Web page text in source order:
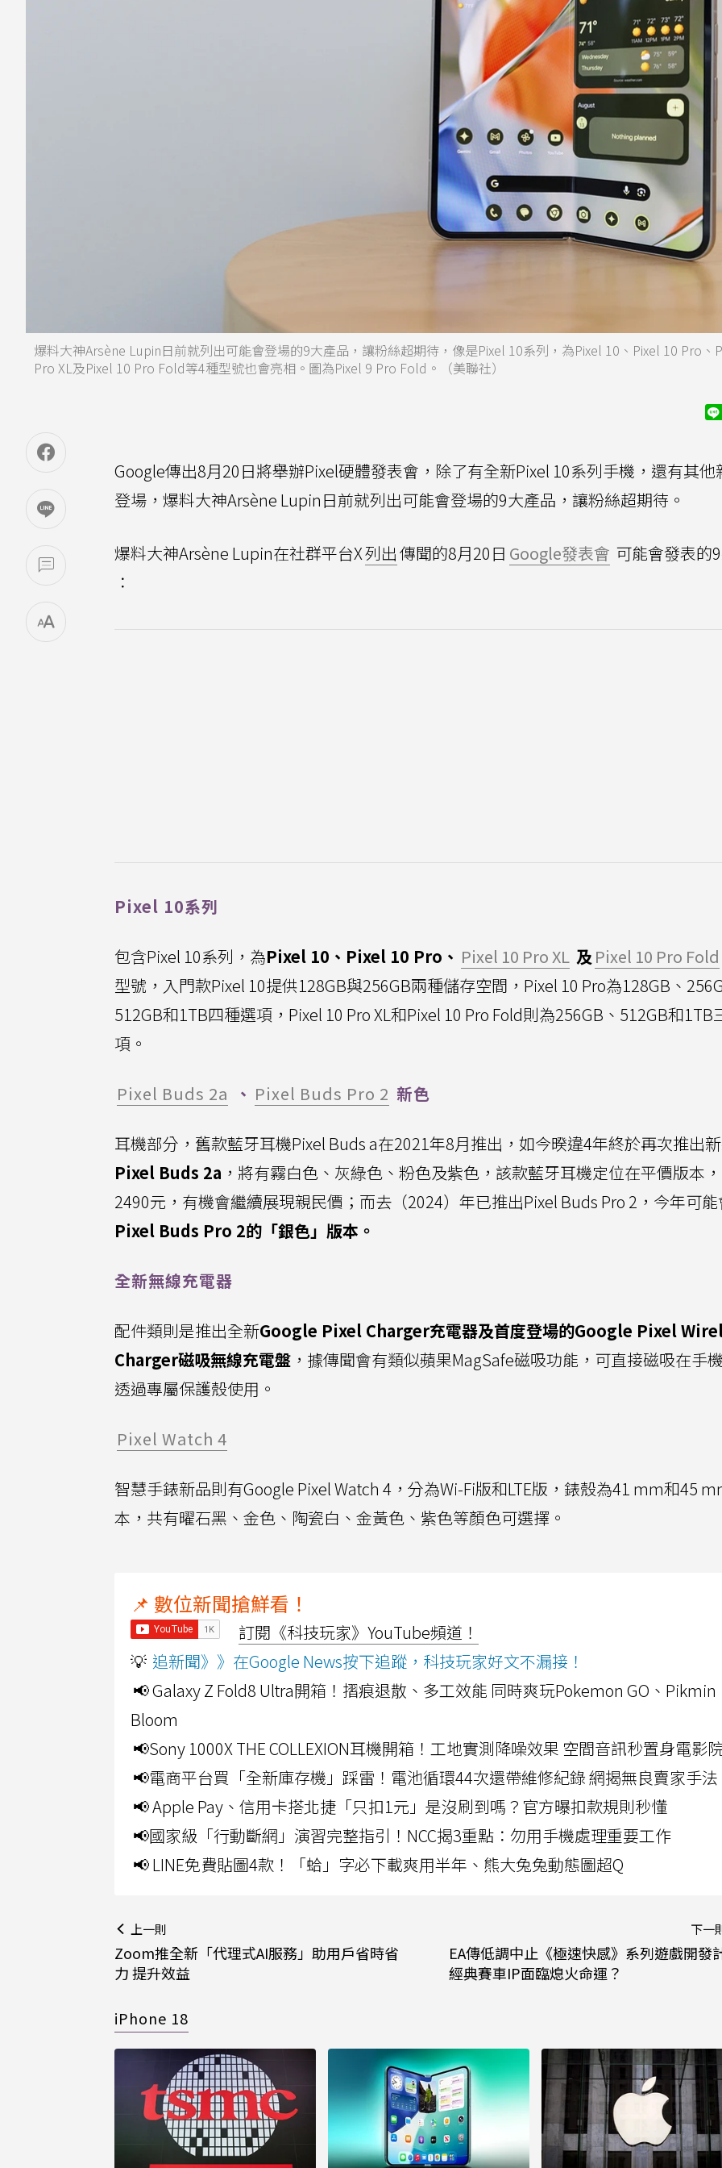
爆料大神Arsène Lupin日前就列出可能會登場的9大產品，讓粉絲超期待，像是Pixel 10系列，為Pixel 10、Pixel 10 Pro、
Pro XL及Pixel 10 Pro Fold等4種型號也會亮相。圖為Pixel 9 Pro Fold。（美聯社）
Google傳出8月20日將舉辦Pixel硬體發表會，除了有全新Pixel 10系列手機，還有其他
登場，爆料大神Arsène Lupin日前就列出可能會登場的9大產品，讓粉絲超期待。
爆料大神Arsène Lupin在社群平台X列出傳聞的8月20日 Google發表會 可能會發表的
：
Pixel 10系列
包含Pixel 10系列，為Pixel 10、Pixel 10 Pro、 Pixel 10 Pro XL 及 Pixel 10 Pro Fold
型號，入門款Pixel 10提供128GB與256GB兩種儲存空間，Pixel 10 Pro為128GB、
512GB和1TB四種選項，Pixel 10 Pro XL和Pixel 10 Pro Fold則為256GB、512GB和1TB
項。
Pixel Buds 2a 、 Pixel Buds Pro 2 新色
耳機部分，舊款藍牙耳機Pixel Buds a在2021年8月推出，如今暌違4年終於再次推出
Pixel Buds 2a ，將有霧白色、灰綠色、粉色及紫色，該款藍牙耳機定位在平價版本
2490元，有機會繼續展現親民價；而去（2024）年已推出Pixel Buds Pro 2，今年可
Pixel Buds Pro 2的「銀色」版本。
全新無線充電器
配件類則是推出全新Google Pixel Charger充電器及首度登場的Google Pixel
Charger磁吸無線充電盤 ，據傳聞會有類似蘋果MagSafe磁吸功能，可直接磁吸在手
透過專屬保護殼使用。
Pixel Watch 4
智慧手錶新品則有Google Pixel Watch 4，分為Wi-Fi版和LTE版，錶殼為41 mm和45
本，共有曜石黑、金色、陶瓷白、金黃色、紫色等顏色可選擇。
📌 數位新聞搶鮮看！
訂閱《科技玩家》YouTube頻道！
💡 追新聞》》在Google News按下追蹤，科技玩家好文不漏接！
📢 Galaxy Z Fold8 Ultra開箱！摺痕退散、多工效能 同時爽玩Pokemon GO、Pikmin
Bloom
📢Sony 1000X THE COLLEXION耳機開箱！工地實測降噪效果 空間音訊秒置身電影
📢電商平台買「全新庫存機」踩雷！電池循環44次還帶維修紀錄 網揭無良賣家手法
📢 Apple Pay、信用卡搭北捷「只扣1元」是沒刷到嗎？官方曝扣款規則秒懂
📢國家級「行動斷網」演習完整指引！NCC揭3重點：勿用手機處理重要工作
📢 LINE免費貼圖4款！「蛤」字必下載爽用半年、熊大兔兔動態圖超Q
上一則
Zoom推全新「代理式AI服務」助用戶省時省
力 提升效益
下一
EA傳低調中止《極速快感》系列遊戲開發
經典賽車IP面臨熄火命運？
iPhone 18